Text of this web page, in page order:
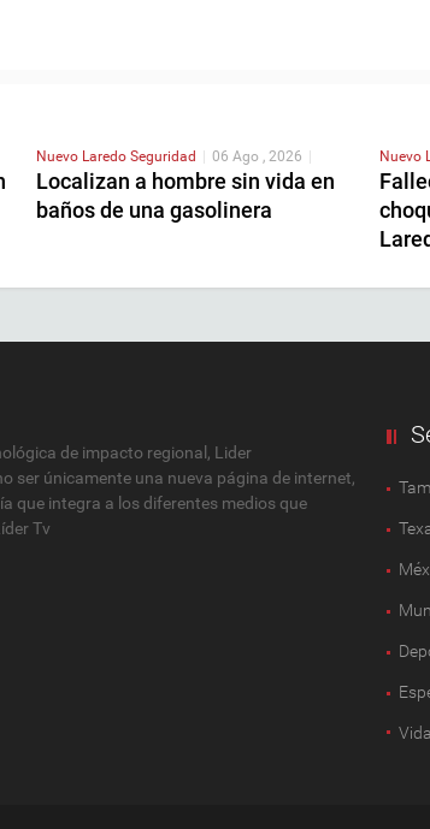
Nuevo Laredo Seguridad | 06 Ago , 2026 |
Localizan a hombre sin vida en
baños de una gasolinera
Nuevo
de impacto regional, Lider
ser únicamente una nueva página de internet,
que integra a los diferentes medios que
Tv